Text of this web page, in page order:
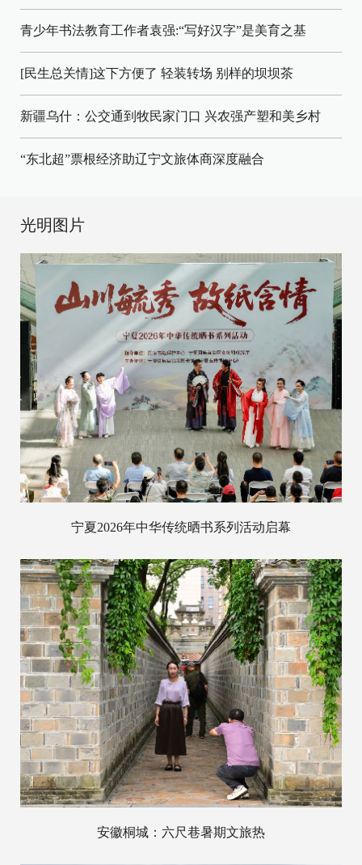
青少年书法教育工作者袁强:“写好汉字”是美育之基
[民生总关情]这下方便了 轻装转场 别样的坝坝茶
新疆乌什：公交通到牧民家门口 兴农强产塑和美乡村
“东北超”票根经济助辽宁文旅体商深度融合
光明图片
宁夏2026年中华传统晒书系列活动启幕
安徽桐城：六尺巷暑期文旅热